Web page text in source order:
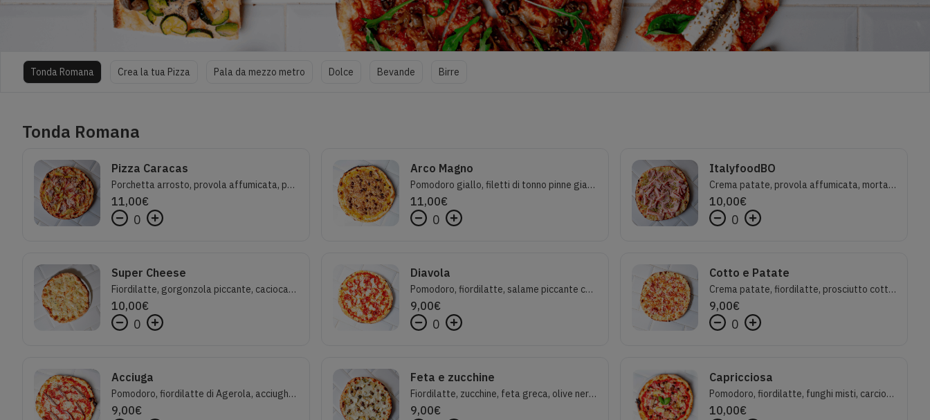
Tonda Romana Crea la tua Pizza Pala da mezzo metro Dolce Bevande Birre
Tonda Romana
Pizza Caracas
Porchetta arrosto, provola affumicata, patate al forno, cipolla caramellata e rosmarino
11,00€
0
Arco Magno
Pomodoro giallo, filetti di tonno pinne gialle, cipolla caramellata, olive nere, origano
11,00€
0
ItalyfoodBO
Crema patate, provola affumicata, mortadella Palmieri Favola e granella di pistacchio
10,00€
0
Super Cheese
Fiordilatte, gorgonzola piccante, caciocavallo silano, parmigiano reggiano, miele di acacia, semi di sesamo
10,00€
0
Diavola
Pomodoro, fiordilatte, salame piccante calabrese, caciocavallo silano
9,00€
0
Cotto e Patate
Crema patate, fiordilatte, prosciutto cotto, caciocavallo silano e cipolla croccante
9,00€
0
Acciuga
Pomodoro, fiordilatte di Agerola, acciughe siciliane, origano e olio evo
9,00€
Feta e zucchine
Fiordilatte, zucchine, feta greca, olive nere e olio al limone
9,00€
Capricciosa
Pomodoro, fiordilatte, funghi misti, carciofi, prosciutto cotto, olive nere
10,00€